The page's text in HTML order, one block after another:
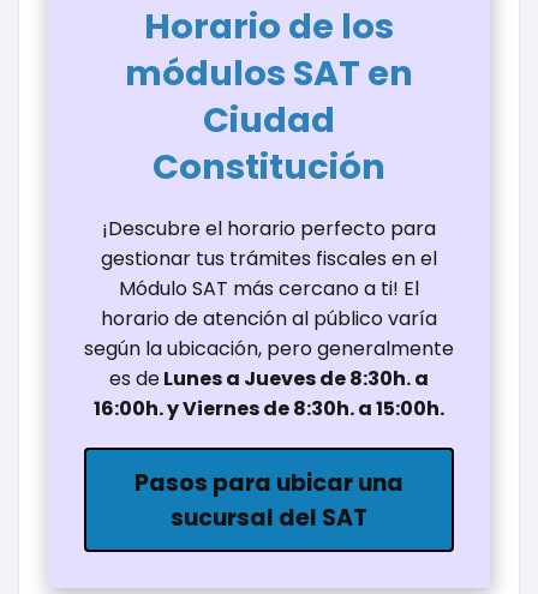
Horario de los
módulos SAT en
Ciudad
Constitución
¡Descubre el horario perfecto para
gestionar tus trámites fiscales en el
Módulo SAT más cercano a ti! El
horario de atención al público varía
según la ubicación, pero generalmente
es deLunes a Jueves de 8:30h. a
16:00h. y Viernes de 8:30h. a 15:00h.
Pasos para ubicar una
sucursal del SAT